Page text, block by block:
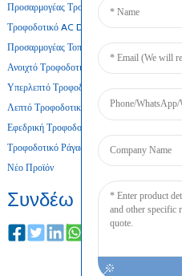
Προσαρμογέας Τροφοδοσίας Για
Τροφοδοτικό AC DC
Προσαρμογέας Τοποθέτησης Σε Τοίχο
Ανοιχτό Τροφοδοτικό Πλαισίου
Υπερλεπτό Τροφοδοτικό
Λεπτό Τροφοδοτικό
Εφεδρική Τροφοδοσία Μπαταρίας
Τροφοδοτικό Ράγας DIN
Νέο Προϊόν
Συνδέω